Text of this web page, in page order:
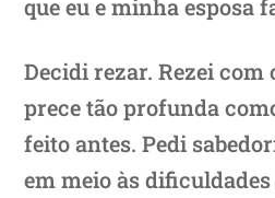
que eu e minha esposa
Decidi rezar. Rezei com
prece tão profunda
feito antes. Pedi
em meio às